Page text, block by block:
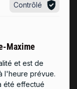
Contrôlé
Maxime
et est de
l'heure prévue.
été effectué